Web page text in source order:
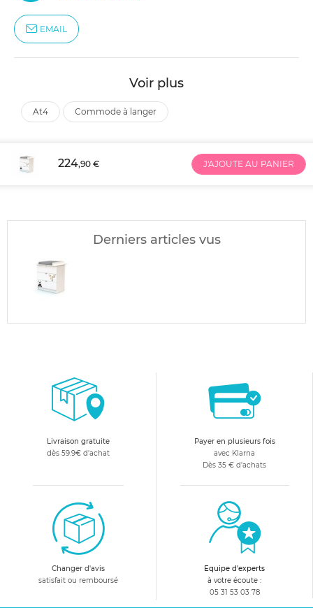
EMAIL
Voir plus
at4 commode à langer
224,90 € J'AJOUTE AU PANIER
Derniers articles vus
Livraison gratuite
dès 59.9€ d'achat
Payer en plusieurs fois
avec Klarna
Dès 35 € d'achats
Changer d'avis
satisfait ou remboursé
Equipe d'experts
à votre écoute :
05 31 53 03 78